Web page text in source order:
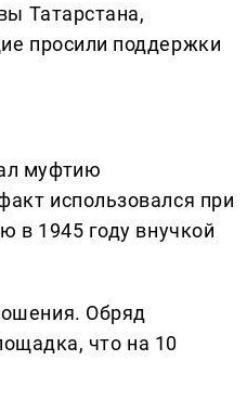
Татарстана,
просили поддержки
муфтию
использовался при
в 1945 году внучкой
Обряд
что на 10